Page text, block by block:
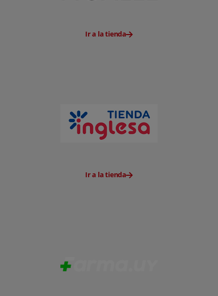
Ir a la tienda
Ir a la tienda